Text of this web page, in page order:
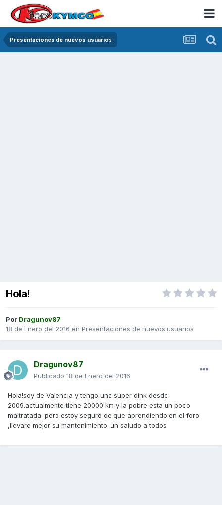
Presentaciones de nuevos usuarios
Hola!
Por Dragunov87
18 de Enero del 2016 en Presentaciones de nuevos usuarios
Dragunov87
Publicado 18 de Enero del 2016
Hola!soy de Valencia y tengo una super dink desde
2009.actualmente tiene 20000 km y la pobre esta un poco
maltratada .pero estoy seguro de que aprendiendo en el foro
,llevare mejor su mantenimiento .un saludo a todos